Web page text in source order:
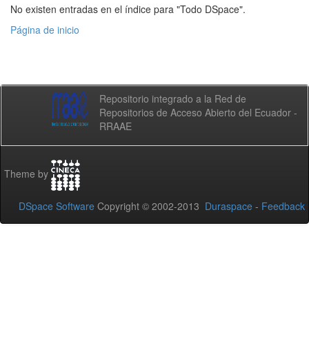
No existen entradas en el índice para "Todo DSpace".
Página de inicio
Repositorio integrado a la Red de
Repositorios de Acceso Abierto del Ecuador -
RRAAE
Theme by
DSpace Software Copyright © 2002-2013 Duraspace - Feedback